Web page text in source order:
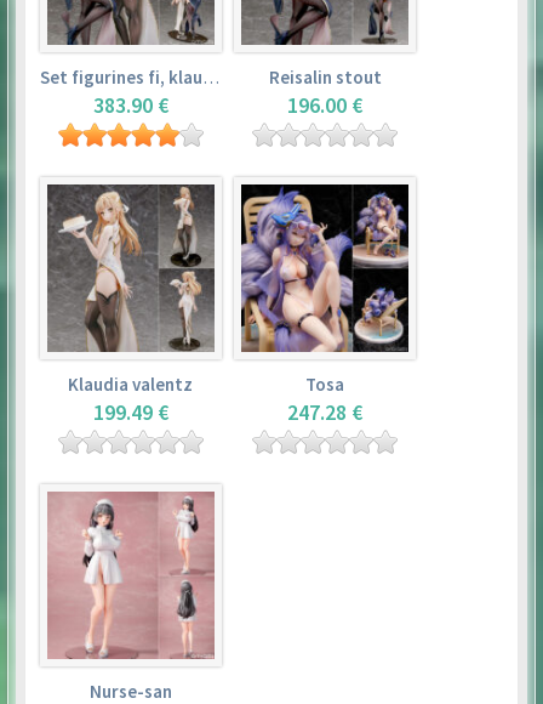
Set figurines fi, klaudia valentz, reisalin stout
383.90 €
Reisalin stout
196.00 €
Klaudia valentz
199.49 €
Tosa
247.28 €
Nurse-san